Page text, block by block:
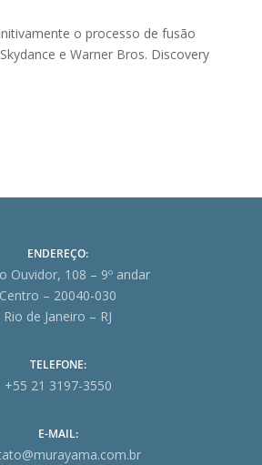
o processo de fusão
e Warner Bros. Discovery
ENDEREÇO:
Ouvidor, 108 – 9º andar
Centro – 20040-030
Rio de Janeiro – RJ
TELEFONE:
+55 21 3197-3550
E-MAIL: